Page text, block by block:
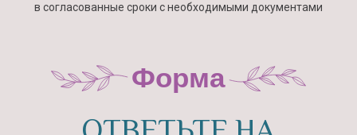
в согласованные сроки с необходимыми документами
О СТУДИИ
SONIA BERG